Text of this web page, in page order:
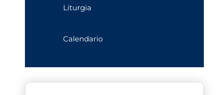
Liturgia
Calendario